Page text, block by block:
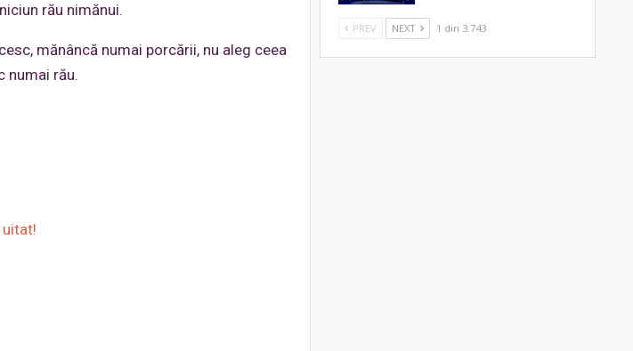
rău nimănui.
mănâncă numai porcării, nu aleg ceea
numai rău.
PREV NEXT 1 din 3.743